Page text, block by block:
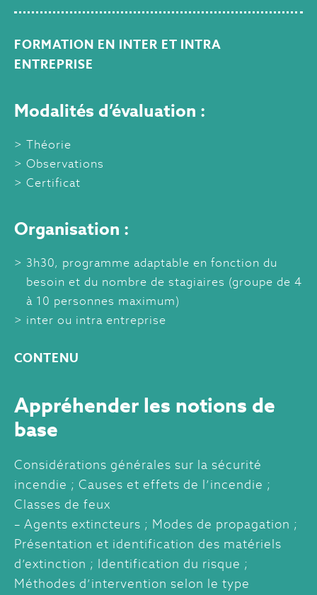
FORMATION EN INTER ET INTRA
ENTREPRISE
Modalités d’évaluation :
Théorie
Observations
Certificat
Organisation :
3h30, programme adaptable en fonction du
besoin et du nombre de stagiaires (groupe de 4
à 10 personnes maximum)
inter ou intra entreprise
CONTENU
Appréhender les notions de
base
Considérations générales sur la sécurité
incendie ; Causes et effets de l’incendie ;
Classes de feux
– Agents extincteurs ; Modes de propagation ;
Présentation et identification des matériels
d’extinction ; Identification du risque ;
Méthodes d’intervention selon le type